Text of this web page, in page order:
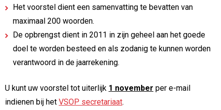
Het voorstel dient een samenvatting te bevatten van
maximaal 200 woorden.
De opbrengst dient in 2011 in zijn geheel aan het goede
doel te worden besteed en als zodanig te kunnen worden
verantwoord in de jaarrekening.
U kunt uw voorstel tot uiterlijk 1 november per e-mail
indienen bij het VSOP secretariaat.